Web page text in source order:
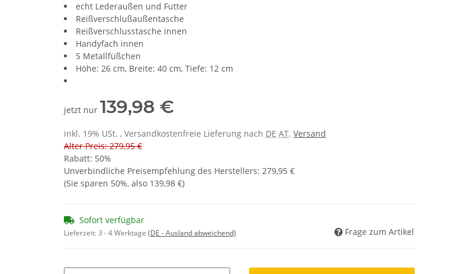
echt Lederaußen und Futter
Reißverschlußaußentasche
Reißverschlusstasche innen
Handyfach innen
5 Metallfüßchen
Höhe: 26 cm, Breite: 40 cm, Tiefe: 12 cm
jetzt nur 139,98 €
inkl. 19% USt. , Versandkostenfreie Lieferung nach DE AT. Versand
Alter Preis: 279,95 €
Rabatt: 50%
Unverbindliche Preisempfehlung des Herstellers: 279,95 €
(Sie sparen 50%, also 139,98 €)
Sofort verfügbar
Lieferzeit:3 - 4 Werktage (DE - Ausland abweichend) Frage zum Artikel